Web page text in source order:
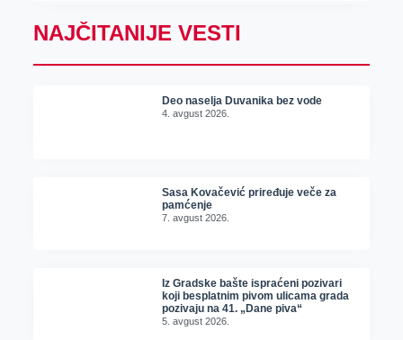
NAJČITANIJE VESTI
Deo naselja Duvanika bez vode
4. avgust 2026.
Sasa Kovačević priređuje veče za
pamćenje
7. avgust 2026.
Iz Gradske bašte ispraćeni pozivari
koji besplatnim pivom ulicama grada
pozivaju na 41. „Dane piva“
5. avgust 2026.